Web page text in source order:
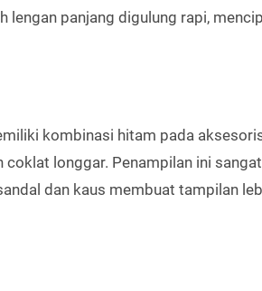
lengan panjang digulung rapi,
kombinasi hitam pada
coklat longgar. Penampilan ini
dan kaus membuat tampilan